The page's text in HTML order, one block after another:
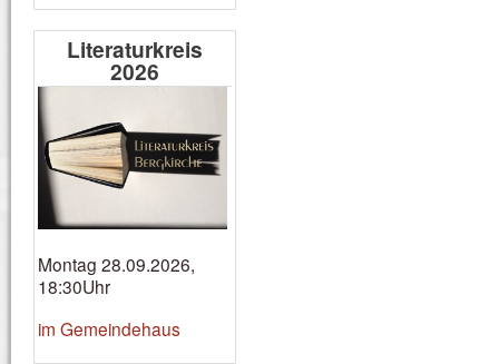
Literaturkreis
2026
Montag 28.09.2026,
18:30Uhr
im Gemeindehaus